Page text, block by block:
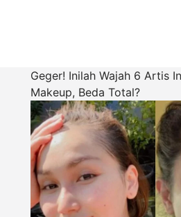
Geger! Inilah Wajah 6 Artis
Makeup, Beda Total?